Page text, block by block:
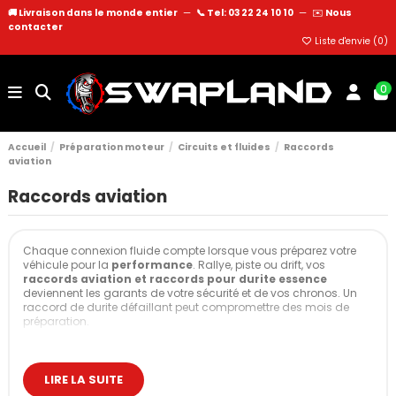
🚚 Livraison dans le monde entier — 📞 Tel: 03 22 24 10 10 — ✉️ Nous
contacter
Liste d'envie (0)
0
Accueil Préparation moteur Circuits et fluides
Raccords
aviation
Raccords aviation
Chaque connexion fluide compte lorsque vous préparez votre
véhicule pour la performance. Rallye, piste ou drift, vos
raccords aviation et raccords pour durite essence
deviennent les garants de votre sécurité et de vos chronos. Un
raccord de durite défaillant peut compromettre des mois de
préparation.
couvre tous les fluides : carburant, freinage, refroidissement,
hydraulique.
LIRE LA SUITE